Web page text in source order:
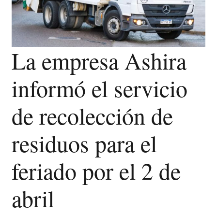
La empresa Ashira
informó el servicio
de recolección de
residuos para el
feriado por el 2 de
abril